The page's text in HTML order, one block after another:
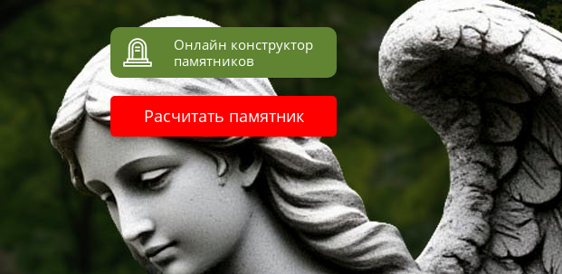
Онлайн конструктор
памятников
Расчитать памятник